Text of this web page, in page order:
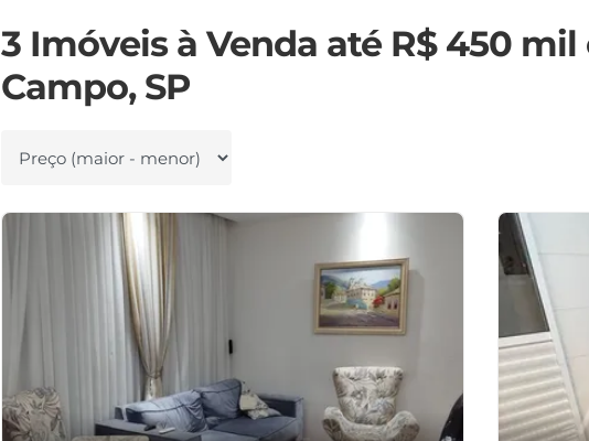
3 Imóveis à Venda até R$ 450
Campo, SP
Ordenar por